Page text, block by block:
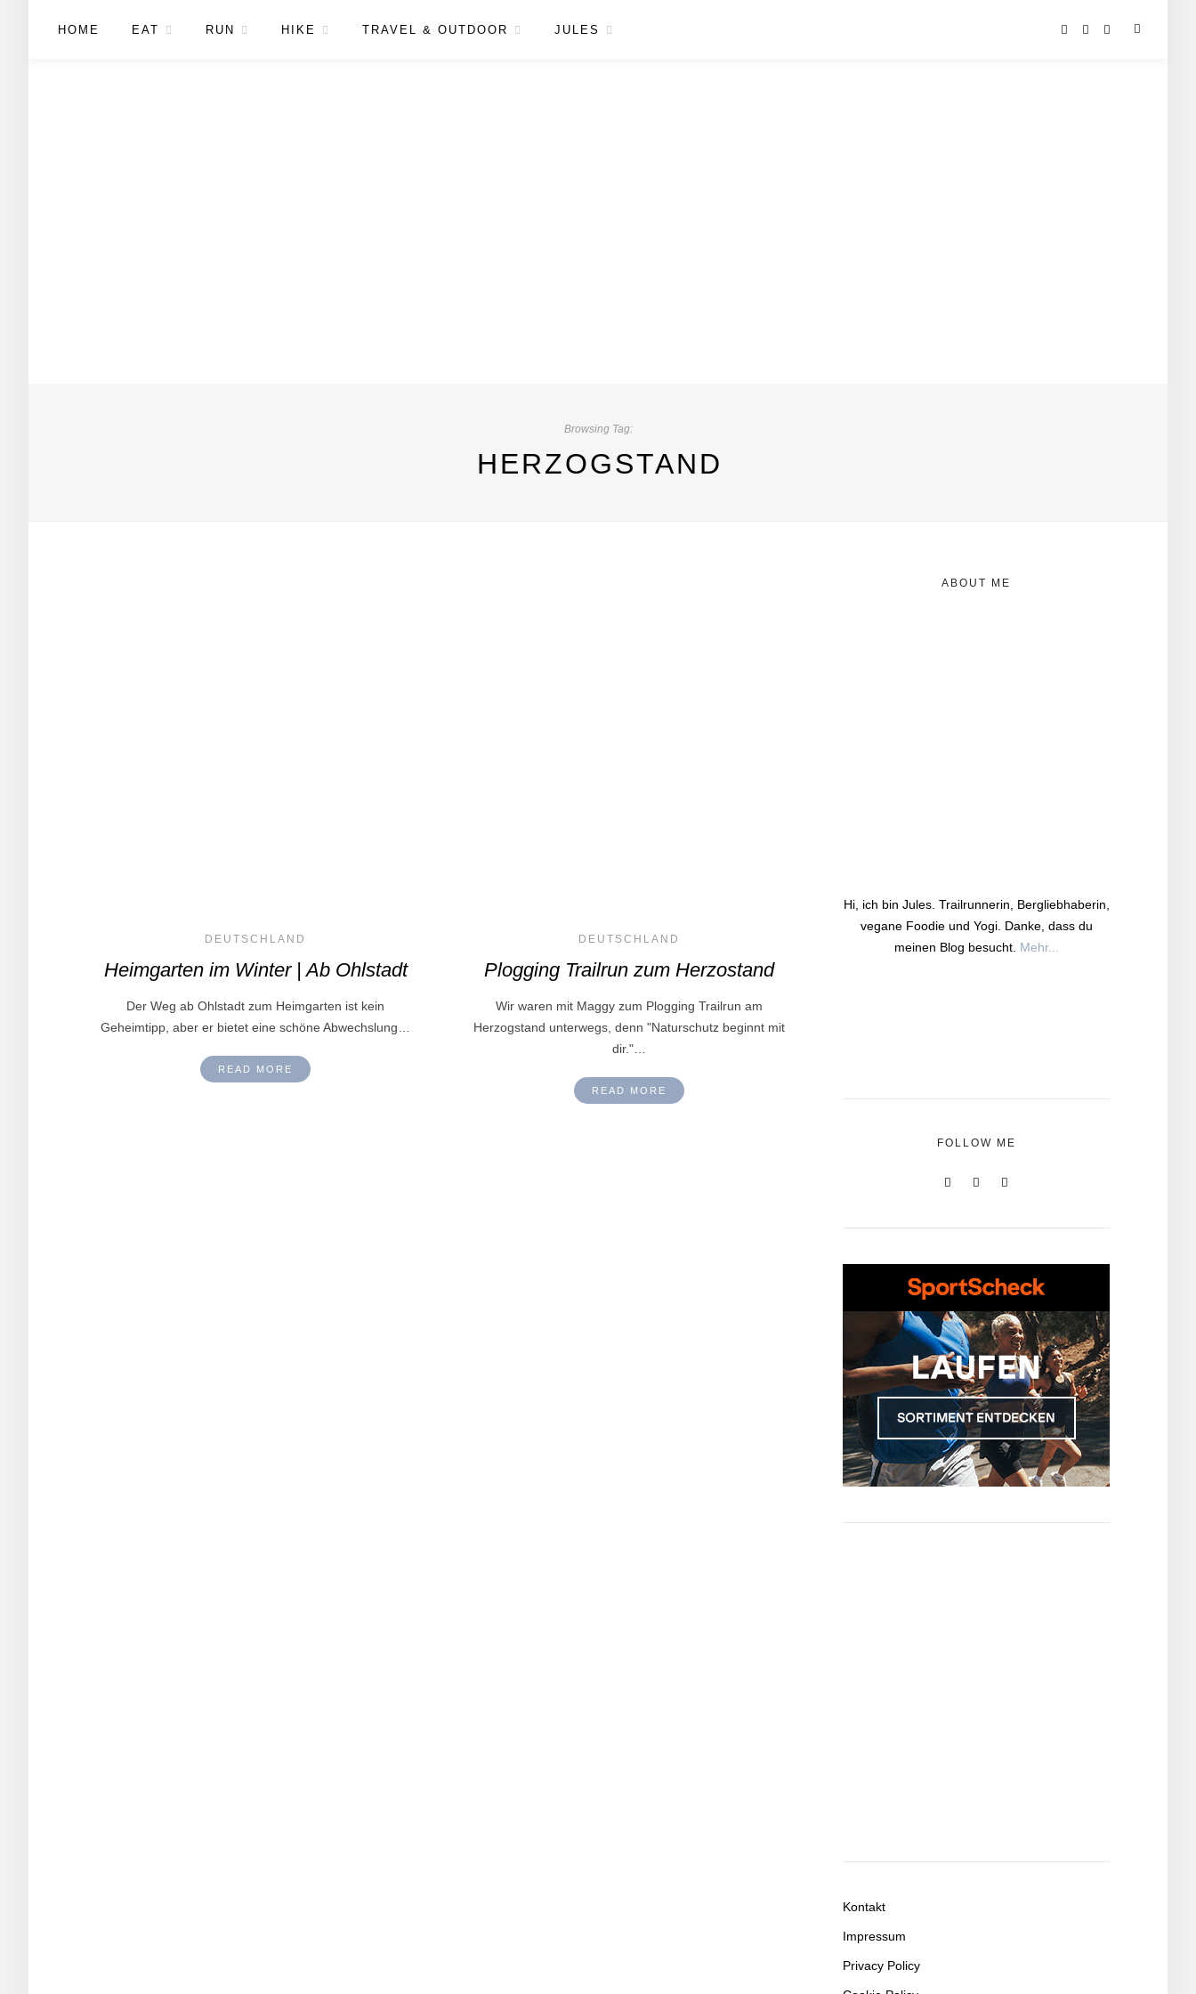
HOME EAT RUN HIKE TRAVEL & OUTDOOR JULES
Browsing Tag:
HERZOGSTAND
DEUTSCHLAND
Heimgarten im Winter | Ab Ohlstadt
Der Weg ab Ohlstadt zum Heimgarten ist kein
Geheimtipp, aber er bietet eine schöne Abwechslung…
READ MORE
DEUTSCHLAND
Plogging Trailrun zum Herzostand
Wir waren mit Maggy zum Plogging Trailrun am
Herzogstand unterwegs, denn "Naturschutz beginnt mit
dir."…
READ MORE
ABOUT ME
Hi, ich bin Jules. Trailrunnerin, Bergliebhaberin,
vegane Foodie und Yogi. Danke, dass du
meinen Blog besucht. Mehr...
FOLLOW ME
Kontakt
Impressum
Privacy Policy